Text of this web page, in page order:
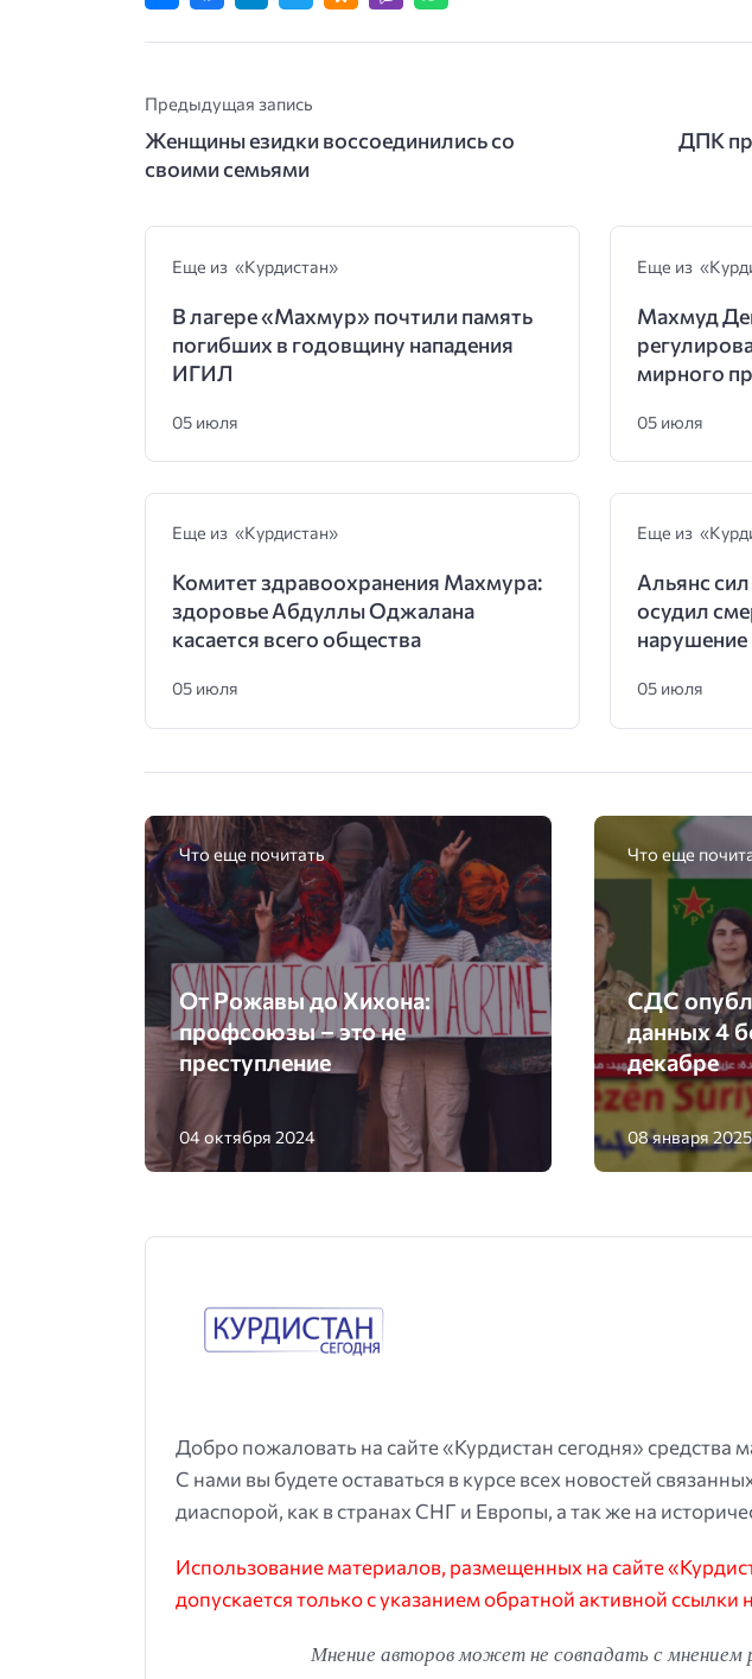
Предыдущая запись
Женщины езидки воссоединились со
своими семьями
ДПК
Еще из «Курдистан»
В лагере «Махмур» почтили память
погибших в годовщину нападения
ИГИЛ
05 июля
Еще из
Махмуд
мирного
05 июля
Еще из «Курдистан»
Комитет здравоохранения Махмура:
здоровье Абдуллы Оджалана
касается всего общества
05 июля
Еще из
Альянс
осудил
нарушение
05 июля
Что еще почитать
От Рожавы до Хихона:
профсоюзы – это не
преступление
04 октября 2024
Что еще
СДС
данных 4
декабре
08 января 2025
Добро пожаловать на сайте «Курдистан сегодня» средства
С нами вы будете оставаться в курсе всех новостей
диаспорой, как в странах СНГ и Европы, а так же на
Использование материалов, размещенных на сайте
допускается только с указанием обратной активной ссылки
Мнение авторов может не совпадать с мнением